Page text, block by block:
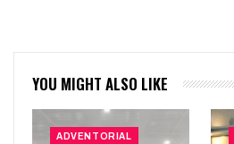
YOU MIGHT ALSO LIKE
ADVENTORIAL